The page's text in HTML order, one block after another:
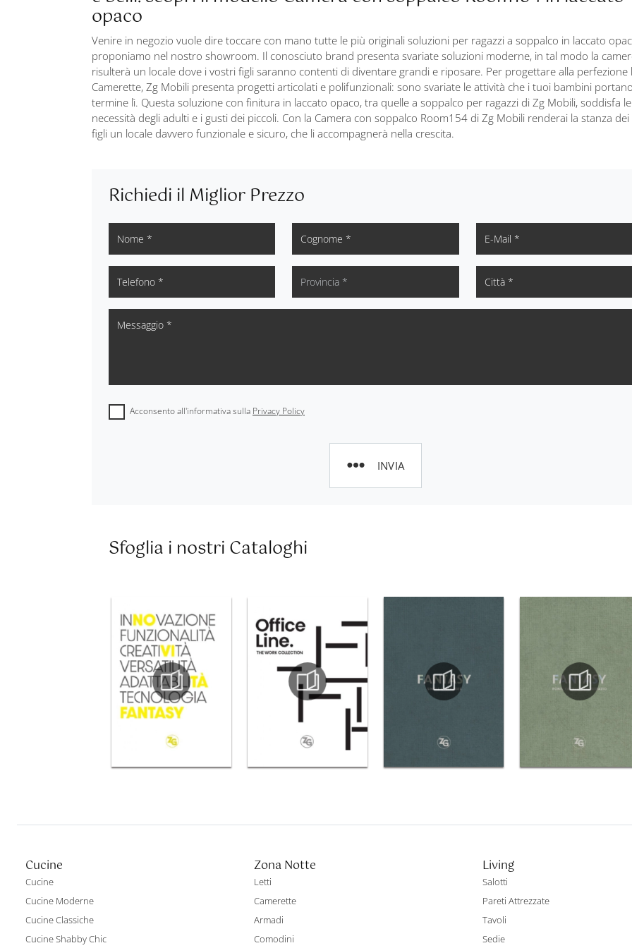
opaco
Venire in negozio vuole dire toccare con mano tutte le più originali soluzioni per ragazzi a soppalco in laccato
proponiamo nel nostro showroom. Il conosciuto brand presenta svariate soluzioni moderne, in tal modo la
risulterà un locale dove i vostri figli saranno contenti di diventare grandi e riposare. Per progettare alla perfezione
Camerette, Zg Mobili presenta progetti articolati e polifunzionali: sono svariate le attività che i tuoi bambini
termine lì. Questa soluzione con finitura in laccato opaco, tra quelle a soppalco per ragazzi di Zg Mobili, soddisfa le
necessità degli adulti e i gusti dei piccoli. Con la Camera con soppalco Room154 di Zg Mobili renderai la stanza
figli un locale davvero funzionale e sicuro, che li accompagnerà nella crescita.
Richiedi il Miglior Prezzo
Acconsento all'informativa sulla Privacy Policy
INVIA
Sfoglia i nostri Cataloghi
Cucine
Cucine
Cucine Moderne
Cucine Classiche
Cucine Shabby Chic
Zona Notte
Letti
Camerette
Armadi
Comodini
Living
Salotti
Pareti Attrezzate
Tavoli
Sedie